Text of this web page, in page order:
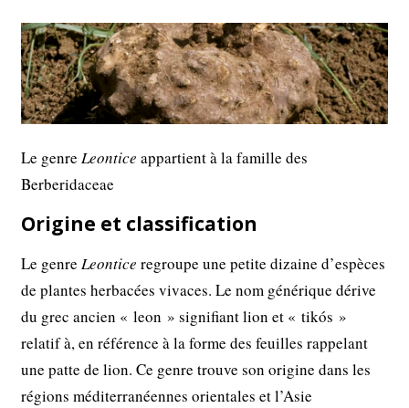
Le genreLeontice appartient à la famille des
Berberidaceae
Origine et classification
Le genreLeontice regroupe une petite dizaine d’espèces
de plantes herbacées vivaces. Le nom générique dérive
du grec ancien « leon » signifiant lion et « tikós »
relatif à, en référence à la forme des feuilles rappelant
une patte de lion. Ce genre trouve son origine dans les
régions méditerranéennes orientales et l’Asie